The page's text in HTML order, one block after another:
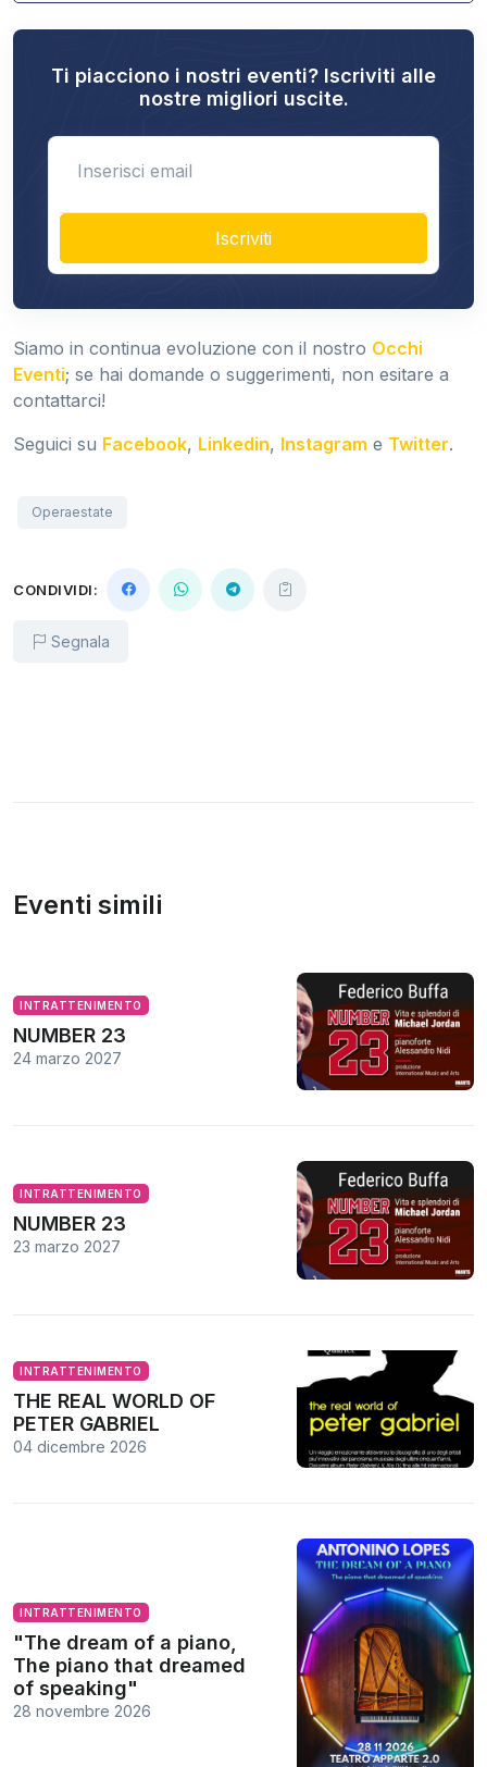
Ti piacciono i nostri eventi? Iscriviti alle
nostre migliori uscite.
Iscriviti
Siamo in continua evoluzione con il nostro Occhi
Eventi; se hai domande o suggerimenti, non esitare a
contattarci!
Seguici su Facebook, Linkedin, Instagram e Twitter.
Operaestate
CONDIVIDI:
Segnala
Eventi simili
INTRATTENIMENTO
NUMBER 23
24 marzo 2027
INTRATTENIMENTO
NUMBER 23
23 marzo 2027
INTRATTENIMENTO
THE REAL WORLD OF
PETER GABRIEL
04 dicembre 2026
INTRATTENIMENTO
"The dream of a piano,
The piano that dreamed
of speaking"
28 novembre 2026